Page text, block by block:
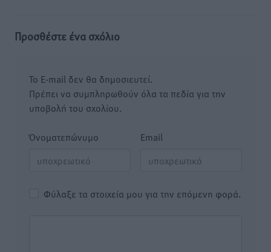
Προσθέστε ένα σχόλιο
Το E-mail δεν θα δημοσιευτεί.
Πρέπει να συμπληρωθούν όλα τα πεδία για την
υποβολή του σχολίου.
Όνοματεπώνυμο Email
Φύλαξε τα στοιχεία μου για την επόμενη φορά.